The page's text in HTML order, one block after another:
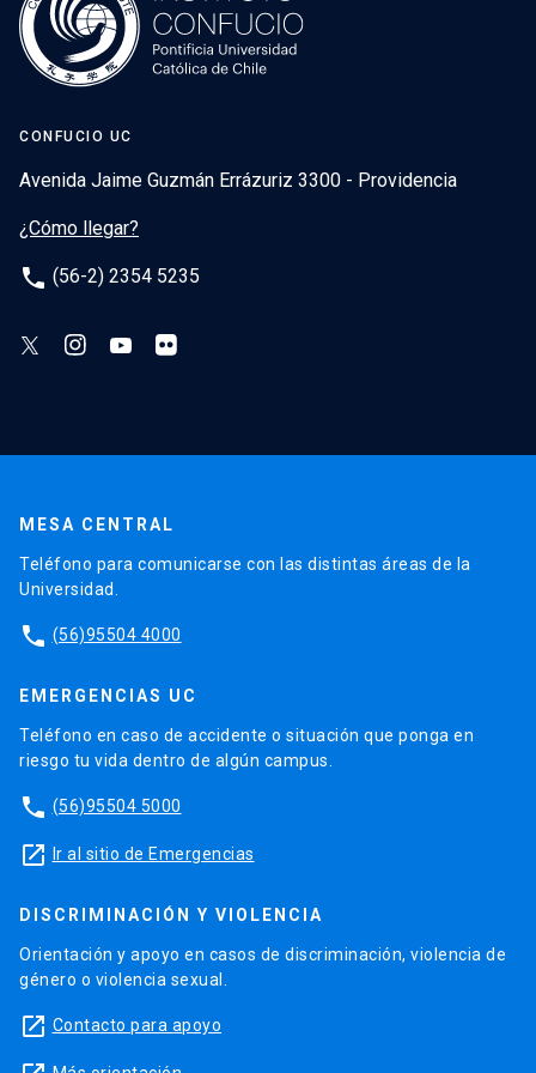
CONFUCIO UC
Avenida Jaime Guzmán Errázuriz 3300 - Providencia
¿Cómo llegar?
phone (56-2) 2354 5235
MESA CENTRAL
Teléfono para comunicarse con las distintas áreas de la
Universidad.
phone (56)95504 4000
EMERGENCIAS UC
Teléfono en caso de accidente o situación que ponga en
riesgo tu vida dentro de algún campus.
phone (56)95504 5000
launch Ir al sitio de Emergencias
DISCRIMINACIÓN Y VIOLENCIA
Orientación y apoyo en casos de discriminación, violencia de
género o violencia sexual.
launch Contacto para apoyo